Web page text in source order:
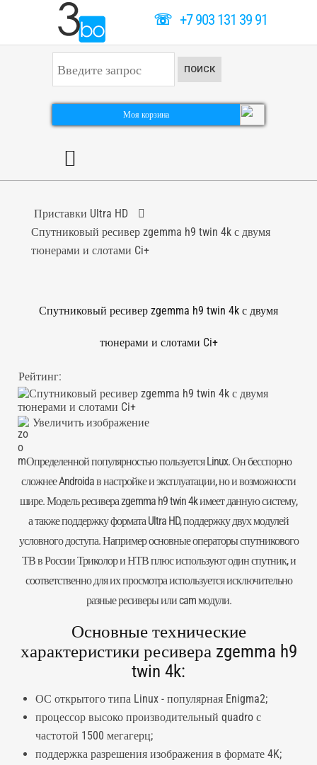
☏+7 903 131 39 91
к
а
ь
ПОИСК
Моя корзина
Приставки Ultra HD
Спутниковый ресивер zgemma h9 twin 4k с двумя
тюнерами и слотами Ci+
Спутниковый ресивер zgemma h9 twin 4k с двумя
тюнерами и слотами Ci+
Рейтинг:
Увеличить изображение
Определенной популярностью пользуетсяLinux. Он бесспорно
сложнее Androida в настройке и эксплуатации, но и возможности
шире. Модель ресивера zgemma h9 twin 4k имеет данную систему,
а также поддержку формата Ultra HD, поддержку двух модулей
условного доступа. Например основные операторы спутникового
ТВ в России Триколор и НТВ плюс используют один спутник, и
соответственно для их просмотра используется исключительно
разные ресиверы или cam модули.
Основные технические
характеристики ресивера zgemma h9
twin 4k:
ОС открытого типа Linux - популярная Enigma2;
процессор высоко производительный quadro с
частотой 1500 мегагерц;
поддержка разрешения изображения в формате 4K;